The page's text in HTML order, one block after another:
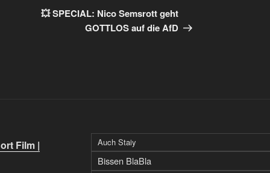
Beitrag
💥 SPECIAL: Nico Semsrott geht
GOTTLOS auf die AfD
Film | Auch Staiy
Bissen BlaBla